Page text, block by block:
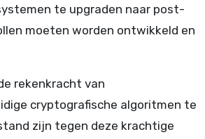
te upgraden naar post-
moeten worden ontwikkeld en
rekenkracht van
cryptografische algoritmen te
zijn tegen deze krachtige